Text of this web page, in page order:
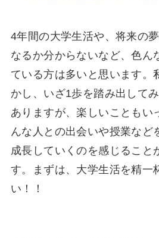
4年間の大学生活や、将来の
なるか分からないなど、色ん
ている方は多いと思います。
かし、いざ1歩を踏み出して
ありますが、楽しいこともい
んな人との出会いや授業など
成長していくのを感じること
す。まずは、大学生活を精一
い！！